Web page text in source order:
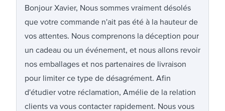
Bonjour Xavier, Nous sommes vraiment désolés
que votre commande n'ait pas été à la hauteur de
vos attentes. Nous comprenons la déception pour
un cadeau ou un événement, et nous allons revoir
nos emballages et nos partenaires de livraison
pour limiter ce type de désagrément. Afin
d'étudier votre réclamation, Amélie de la relation
clients va vous contacter rapidement. Nous vous